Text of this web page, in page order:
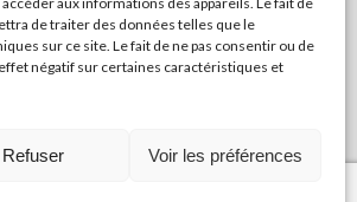
de traiter des données telles que le
sur ce site. Le fait de ne pas consentir ou de
négatif sur certaines caractéristiques et
Refuser Voir les préférences